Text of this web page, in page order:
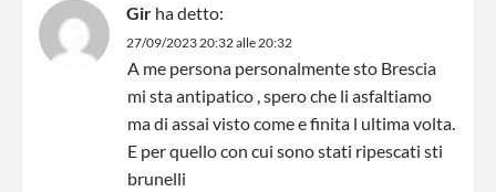
Gir ha detto:
27/09/2023 20:32 alle 20:32
A me persona personalmente sto Brescia
mi sta antipatico , spero che li asfaltiamo
ma di assai visto come e finita l ultima volta.
E per quello con cui sono stati ripescati sti
brunelli